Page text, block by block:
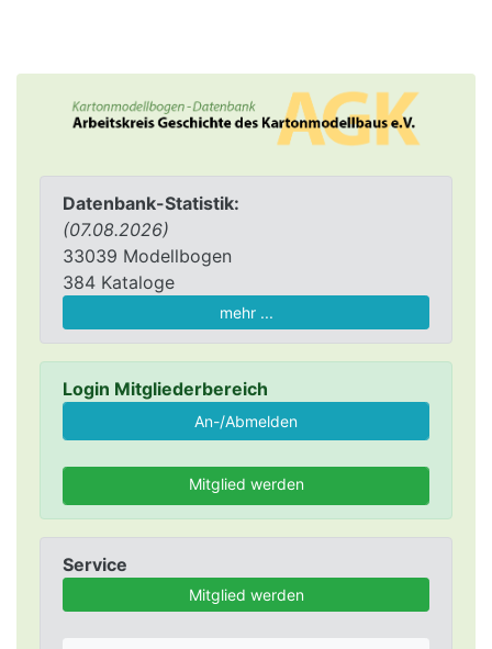
Datenbank-Statistik:
(07.08.2026)
33039 Modellbogen
384 Kataloge
mehr ...
Login Mitgliederbereich
Mitglied werden
Service
Mitglied werden